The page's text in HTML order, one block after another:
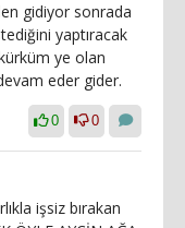
gidiyor sonrada
yaptıracak
ye olan
eder gider.
0 0
işsiz bırakan